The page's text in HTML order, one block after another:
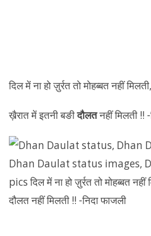
दिल में ना हो ज़ुर्रत तो मोहब्बत नहीं मिलती,
ख़ैरात में इतनी बङीदौलतनहीं मिलती !!